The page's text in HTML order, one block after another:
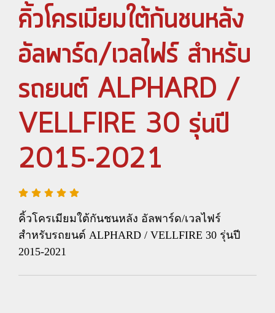
คิ้วโครเมียมใต้กันชนหลัง
อัลพาร์ด/เวลไฟร์ สำหรับ
รถยนต์ ALPHARD /
VELLFIRE 30 รุ่นปี
2015-2021
คิ้วโครเมียมใต้กันชนหลัง อัลพาร์ด/เวลไฟร์
สำหรับรถยนต์ ALPHARD / VELLFIRE 30 รุ่นปี
2015-2021